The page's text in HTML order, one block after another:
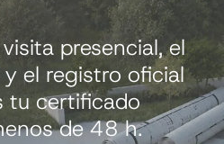
presencial, el
el registro oficial
tu certificado
de 48 h.